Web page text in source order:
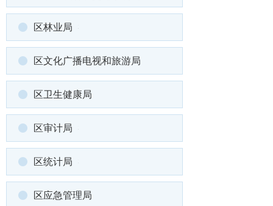
区林业局
区文化广播电视和旅游局
区卫生健康局
区审计局
区统计局
区应急管理局